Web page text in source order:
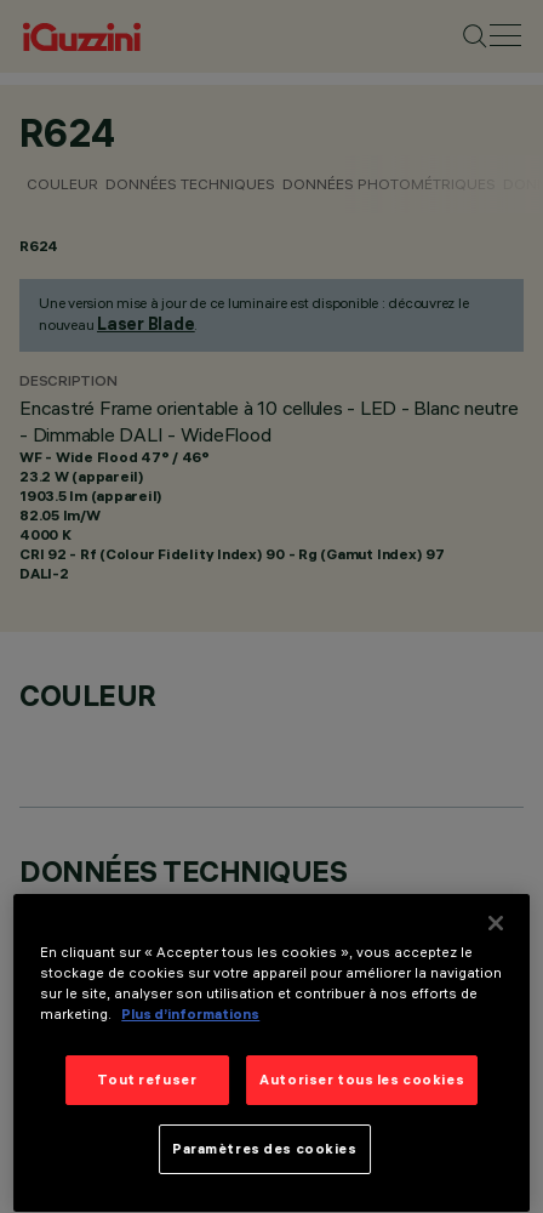
R624
COULEUR DONNÉES TECHNIQUES DONNÉES PHOTOMÉTRIQUES
R624
Une version mise à jour de ce luminaire est disponible : découvrez le
nouveau Laser Blade.
DESCRIPTION
Encastré Frame orientable à 10 cellules - LED - Blanc neutre
- Dimmable DALI - WideFlood
WF - Wide Flood 47° / 46°
23.2 W (appareil)
1903.5 lm (appareil)
82.05 lm/W
4000 K
CRI 92 - Rf (Colour Fidelity Index) 90 - Rg (Gamut Index) 97
DALI-2
COULEUR
DONNÉES TECHNIQUES
DESCRIPTION
Appareil rectangulaire à encastrer à sources LED. Logement
Optiques haute définition en thermoplastique métallisé,
intégrées vers l'arrière à un écran noir anti-éblouissement; la
composition structurelle du système optique évite l'effet
En cliquant sur « Accepter tous les cookies », vous acceptez le
stockage de cookies sur votre appareil pour améliorer la navigation
sur le site, analyser son utilisation et contribuer à nos efforts de
marketing.
Plus d’informations
Tout refuser Autoriser tous les cookies
Paramètres des cookies